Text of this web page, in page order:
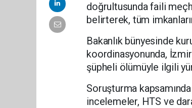
doğrultusunda faili
belirterek, tüm
Bakanlık bünyesinde
koordinasyonunda, İzmir
şüpheli ölümüyle ilgili
Soruşturma
incelemeler, HTS ve